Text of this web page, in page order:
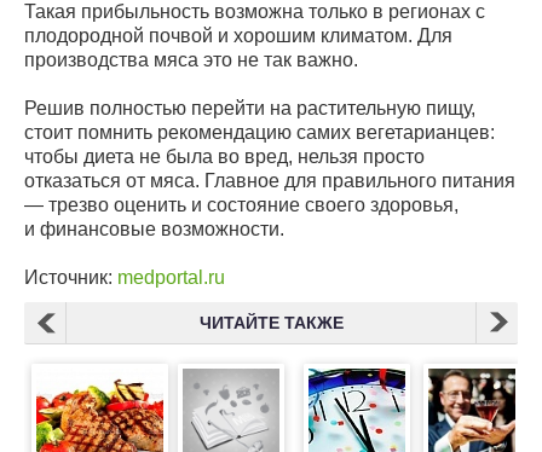
Такая прибыльность возможна только в регионах с
плодородной почвой и хорошим климатом. Для
производства мяса это не так важно.
Решив полностью перейти на растительную пищу,
стоит помнить рекомендацию самих вегетарианцев:
чтобы диета не была во вред, нельзя просто
отказаться от мяса. Главное для правильного питания
— трезво оценить и состояние своего здоровья,
и финансовые возможности.
Источник: medportal.ru
ЧИТАЙТЕ ТАКЖЕ